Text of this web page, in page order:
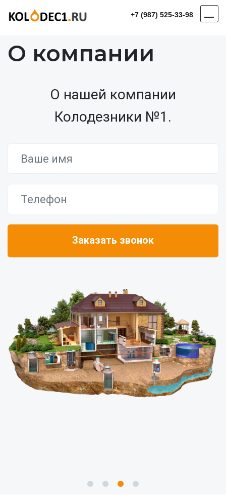
+7 (987) 525-33-98
О компании
О нашей компании
Колодезники №1.